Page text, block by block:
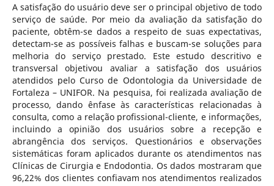
A satisfação do usuário deve ser o principal objetivo de todo
serviço de saúde. Por meio da avaliação da satisfação do
paciente, obtêm-se dados a respeito de suas expectativas,
detectam-se as possíveis falhas e buscam-se soluções para
melhoria do serviço prestado. Este estudo descritivo e
transversal objetivou avaliar a satisfação dos usuários
atendidos pelo Curso de Odontologia da Universidade de
Fortaleza – UNIFOR. Na pesquisa, foi realizada avaliação de
processo, dando ênfase às características relacionadas à
consulta, como a relação profissional-cliente, e informações,
incluindo a opinião dos usuários sobre a recepção e
abrangência dos serviços. Questionários e observações
sistemáticas foram aplicados durante os atendimentos nas
Clínicas de Cirurgia e Endodontia. Os dados mostraram que
96,22% dos clientes confiavam nos atendimentos realizados